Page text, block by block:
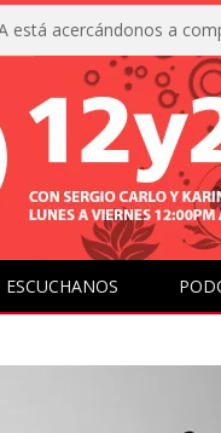
ESCUCHANOS